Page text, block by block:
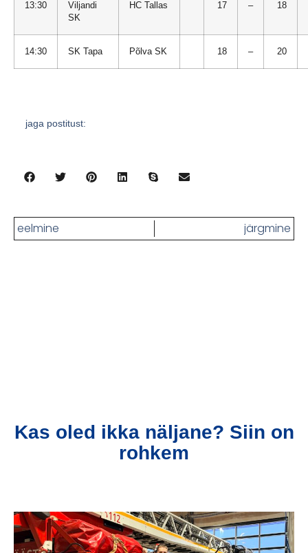
13:30
Viljandi
SK
HC Tallas 17 – 18
14:30 SK Tapa Põlva SK 18 – 20
jaga postitust:
eelmine järgmine
Kas oled ikka näljane? Siin on
rohkem